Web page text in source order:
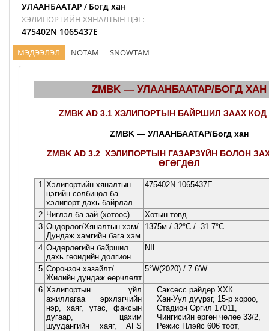
УЛААНБААТАР / Богд хан
ХЭЛИПОРТИЙН ХЯНАЛТЫН ЦЭГ:
475402N 1065437E
МЭДЭЭЛЭЛ NOTAM SNOWTAM